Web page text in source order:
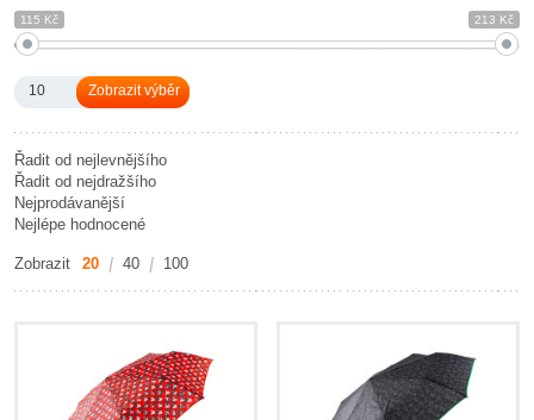
115 Kč 213 Kč
10
Řadit od nejlevnějšího
Řadit od nejdražšího
Nejprodávanější
Nejlépe hodnocené
Zobrazit 20 40 100